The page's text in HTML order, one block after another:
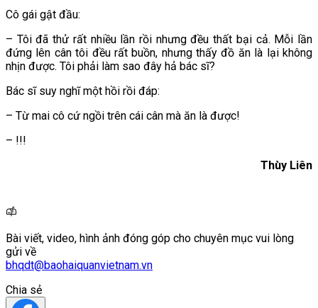
Cô gái gật đầu:
– Tôi đã thử rất nhiều lần rồi nhưng đều thất bại cả. Mỗi lần
đứng lên cân tôi đều rất buồn, nhưng thấy đồ ăn là lại không
nhịn được. Tôi phải làm sao đây hả bác sĩ?
Bác sĩ suy nghĩ một hồi rồi đáp:
– Từ mai cô cứ ngồi trên cái cân mà ăn là được!
– !!!
Thùy Liên
Bài viết, video, hình ảnh đóng góp cho chuyên mục vui lòng
gửi về
bhqdt@baohaiquanvietnam.vn
Chia sẻ